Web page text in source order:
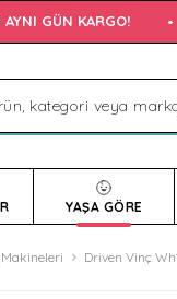
GÜN KARGO!
YAŞA GÖRE
Driven Vinç